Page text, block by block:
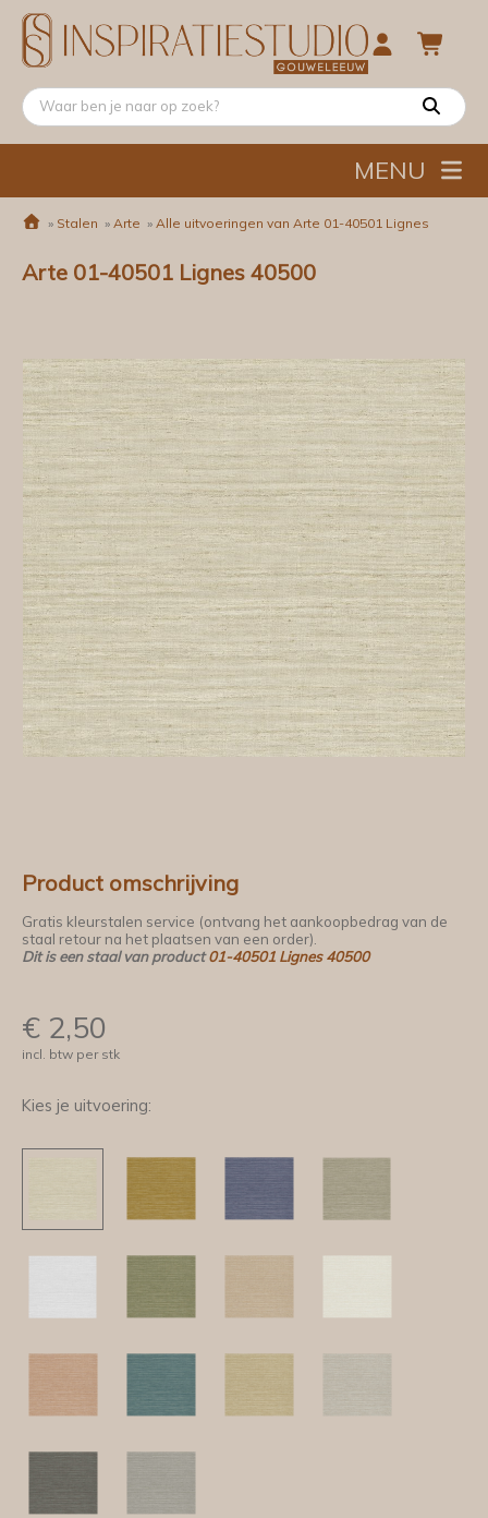
MENU
» Stalen » Arte » Alle uitvoeringen van Arte 01-40501 Lignes
Arte 01-40501 Lignes 40500
Product omschrijving
Gratis kleurstalen service (ontvang het aankoopbedrag van de
staal retour na het plaatsen van een order).
Dit is een staal van product01-40501 Lignes 40500
€ 2,50
incl. btw per stk
Kies je uitvoering: